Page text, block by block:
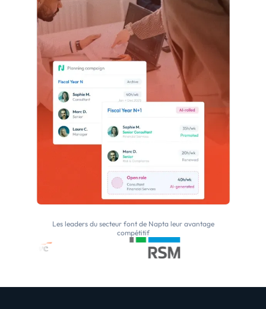
Les leaders du secteur font de Napta leur avantage
compétitif